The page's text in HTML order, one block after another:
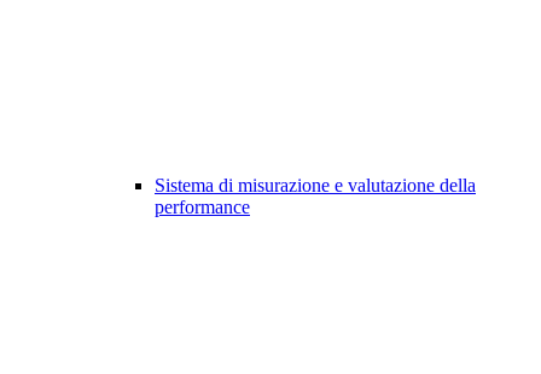
Sistema di misurazione e valutazione della
performance